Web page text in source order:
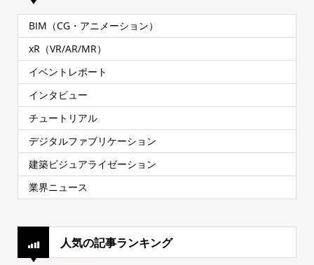
BIM（CG・アニメーション）
xR（VR/AR/MR）
イベントレポート
インタビュー
チュートリアル
デジタルファブリケーション
建築ビジュアライゼーション
業界ニュース
人気の記事ランキング